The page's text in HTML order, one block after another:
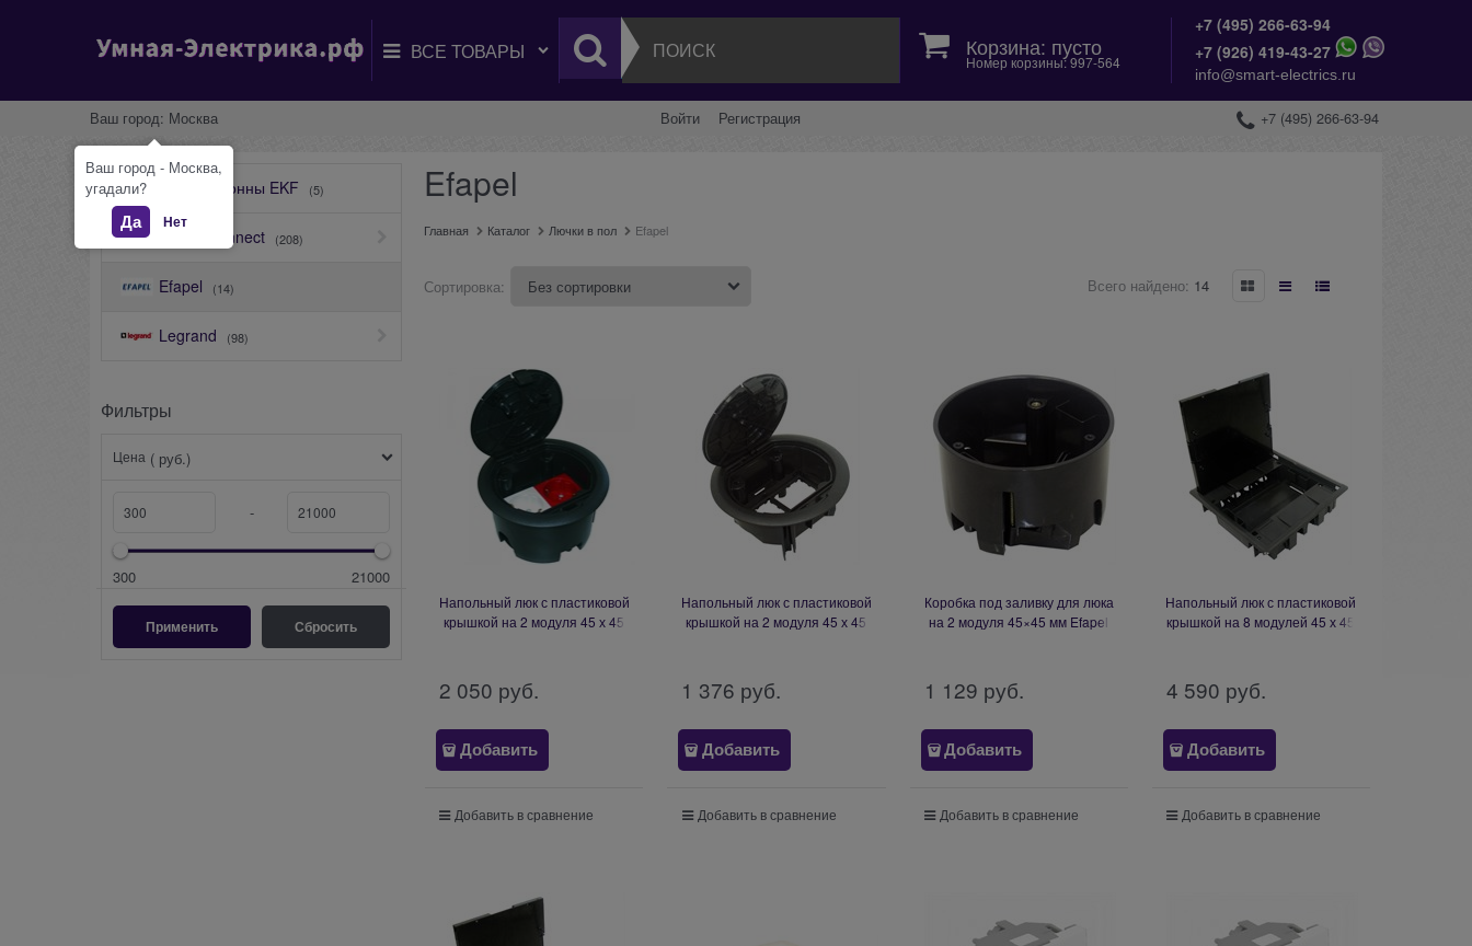
Корзина: пусто
Номер корзины: 997-564
+7 (495) 266-63-94
+7 (926) 419-43-27
info@smart-electrics.ru
Ваш город: Москва Войти Регистрация +7 (495) 266-63-94
Мини-колонны EKF (5)
Simon Connect (208)
Efapel (14)
Legrand (98)
Фильтры
Цена ( руб.)
-
300 21000
Efapel
Главная Каталог Лючки в пол Efapel
Сортировка: Всего найдено: 14
Напольный люк с пластиковой
крышкой на 2 модуля 45 х 45
2 050 руб.
Добавить
Добавить в сравнение
Напольный люк с пластиковой
крышкой на 2 модуля 45 х 45
1 376 руб.
Добавить
Добавить в сравнение
Коробка под заливку для люка
на 2 модуля 45×45 мм Efapel
1 129 руб.
Добавить
Добавить в сравнение
Напольный люк с пластиковой
крышкой на 8 модулей 45 х 45
4 590 руб.
Добавить
Добавить в сравнение
Ваш город - Москва,
угадали?
Да Нет